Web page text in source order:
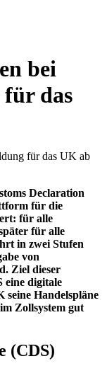
bei
das
Declaration
für die
für alle
für alle
in zwei Stufen
von
Ziel dieser
eine digitale
seine Handelspläne
Zollsystem gut
(CDS)